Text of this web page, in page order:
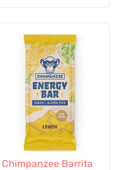
Chimpanzee Barrita